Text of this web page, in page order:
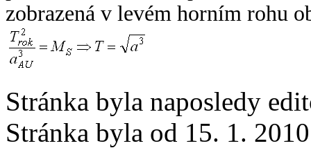
zobrazená v levém horním rohu
Stránka byla naposledy
Stránka byla od 15. 1.